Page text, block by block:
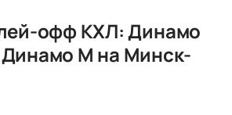
офф КХЛ: Динамо
М на Минск-